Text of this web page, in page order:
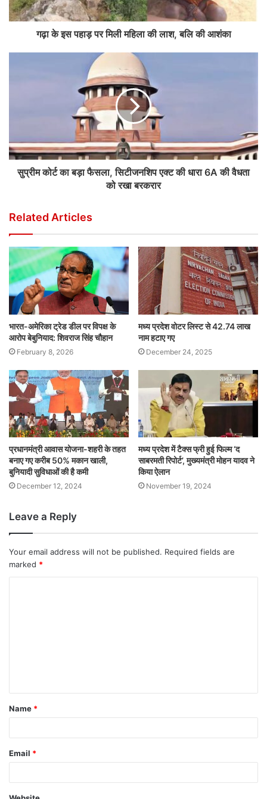
गढ़ा के इस पहाड़ पर मिली महिला की लाश, बलि की आशंका
सुप्रीम कोर्ट का बड़ा फैसला, सिटीजनशिप एक्ट की धारा 6A की वैधता
को रखा बरकरार
Related Articles
भारत-अमेरिका ट्रेड डील पर विपक्ष के
आरोप बेबुनियाद: शिवराज सिंह चौहान
February 8, 2026
मध्य प्रदेश वोटर लिस्ट से 42.74 लाख
नाम हटाए गए
December 24, 2025
प्रधानमंत्री आवास योजना-शहरी के तहत
बनाए गए करीब 50% मकान खाली,
बुनियादी सुविधाओं की है कमी
December 12, 2024
मध्य प्रदेश में टैक्स फ्री हुई फिल्म ‘द
साबरमती रिपोर्ट’, मुख्यमंत्री मोहन यादव ने
किया ऐलान
November 19, 2024
Leave a Reply
Your email address will not be published. Required fields are
marked *
Name *
Email *